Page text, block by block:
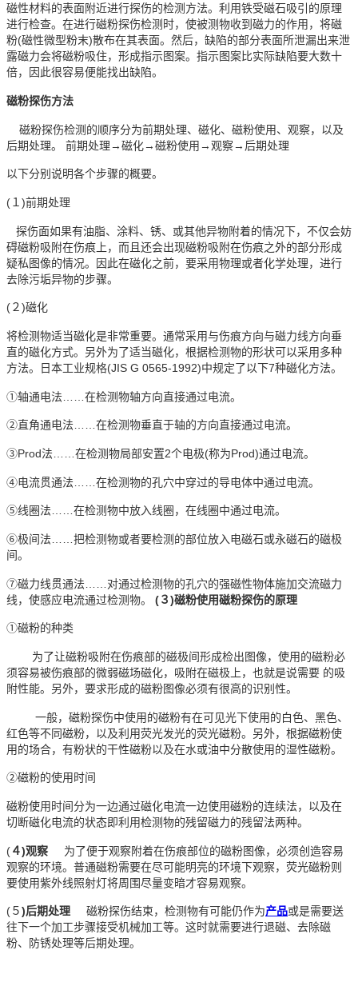
磁性材料的表面附近进行探伤的检测方法。利用铁受磁石吸引的原理
进行检查。在进行磁粉探伤检测时，使被测物收到磁力的作用，将磁
粉(磁性微型粉末)散布在其表面。然后，缺陷的部分表面所泄漏出来泄
露磁力会将磁粉吸住，形成指示图案。指示图案比实际缺陷要大数十
倍，因此很容易便能找出缺陷。
磁粉探伤方法
磁粉探伤检测的顺序分为前期处理、磁化、磁粉使用、观察，以及
后期处理。 前期处理→磁化→磁粉使用→观察→后期处理
以下分别说明各个步骤的概要。
(１)前期处理
探伤面如果有油脂、涂料、锈、或其他异物附着的情况下，不仅会妨
碍磁粉吸附在伤痕上，而且还会出现磁粉吸附在伤痕之外的部分形成
疑私图像的情况。因此在磁化之前，要采用物理或者化学处理，进行
去除污垢异物的步骤。
(２)磁化
将检测物适当磁化是非常重要。通常采用与伤痕方向与磁力线方向垂
直的磁化方式。另外为了适当磁化，根据检测物的形状可以采用多种
方法。日本工业规格(JIS G 0565-1992)中规定了以下7种磁化方法。
①轴通电法……在检测物轴方向直接通过电流。
②直角通电法……在检测物垂直于轴的方向直接通过电流。
③Prod法……在检测物局部安置2个电极(称为Prod)通过电流。
④电流贯通法……在检测物的孔穴中穿过的导电体中通过电流。
⑤线圈法……在检测物中放入线圈，在线圈中通过电流。
⑥极间法……把检测物或者要检测的部位放入电磁石或永磁石的磁极
间。
⑦磁力线贯通法……对通过检测物的孔穴的强磁性物体施加交流磁力
线，使感应电流通过检测物。 (３)磁粉使用磁粉探伤的原理
①磁粉的种类
为了让磁粉吸附在伤痕部的磁极间形成检出图像，使用的磁粉必
须容易被伤痕部的微弱磁场磁化，吸附在磁极上，也就是说需要 的吸
附性能。另外，要求形成的磁粉图像必须有很高的识别性。
一般，磁粉探伤中使用的磁粉有在可见光下使用的白色、黑色、
红色等不同磁粉，以及利用荧光发光的荧光磁粉。另外，根据磁粉使
用的场合，有粉状的干性磁粉以及在水或油中分散使用的湿性磁粉。
②磁粉的使用时间
磁粉使用时间分为一边通过磁化电流一边使用磁粉的连续法，以及在
切断磁化电流的状态即利用检测物的残留磁力的残留法两种。
(４)观察
为了便于观察附着在伤痕部位的磁粉图像，必须创造容易
观察的环境。普通磁粉需要在尽可能明亮的环境下观察，荧光磁粉则
要使用紫外线照射灯将周围尽量变暗才容易观察。
(５)后期处理 磁粉探伤结束，检测物有可能仍作为产品或是需要送
往下一个加工步骤接受机械加工等。这时就需要进行退磁、去除磁
粉、防锈处理等后期处理。